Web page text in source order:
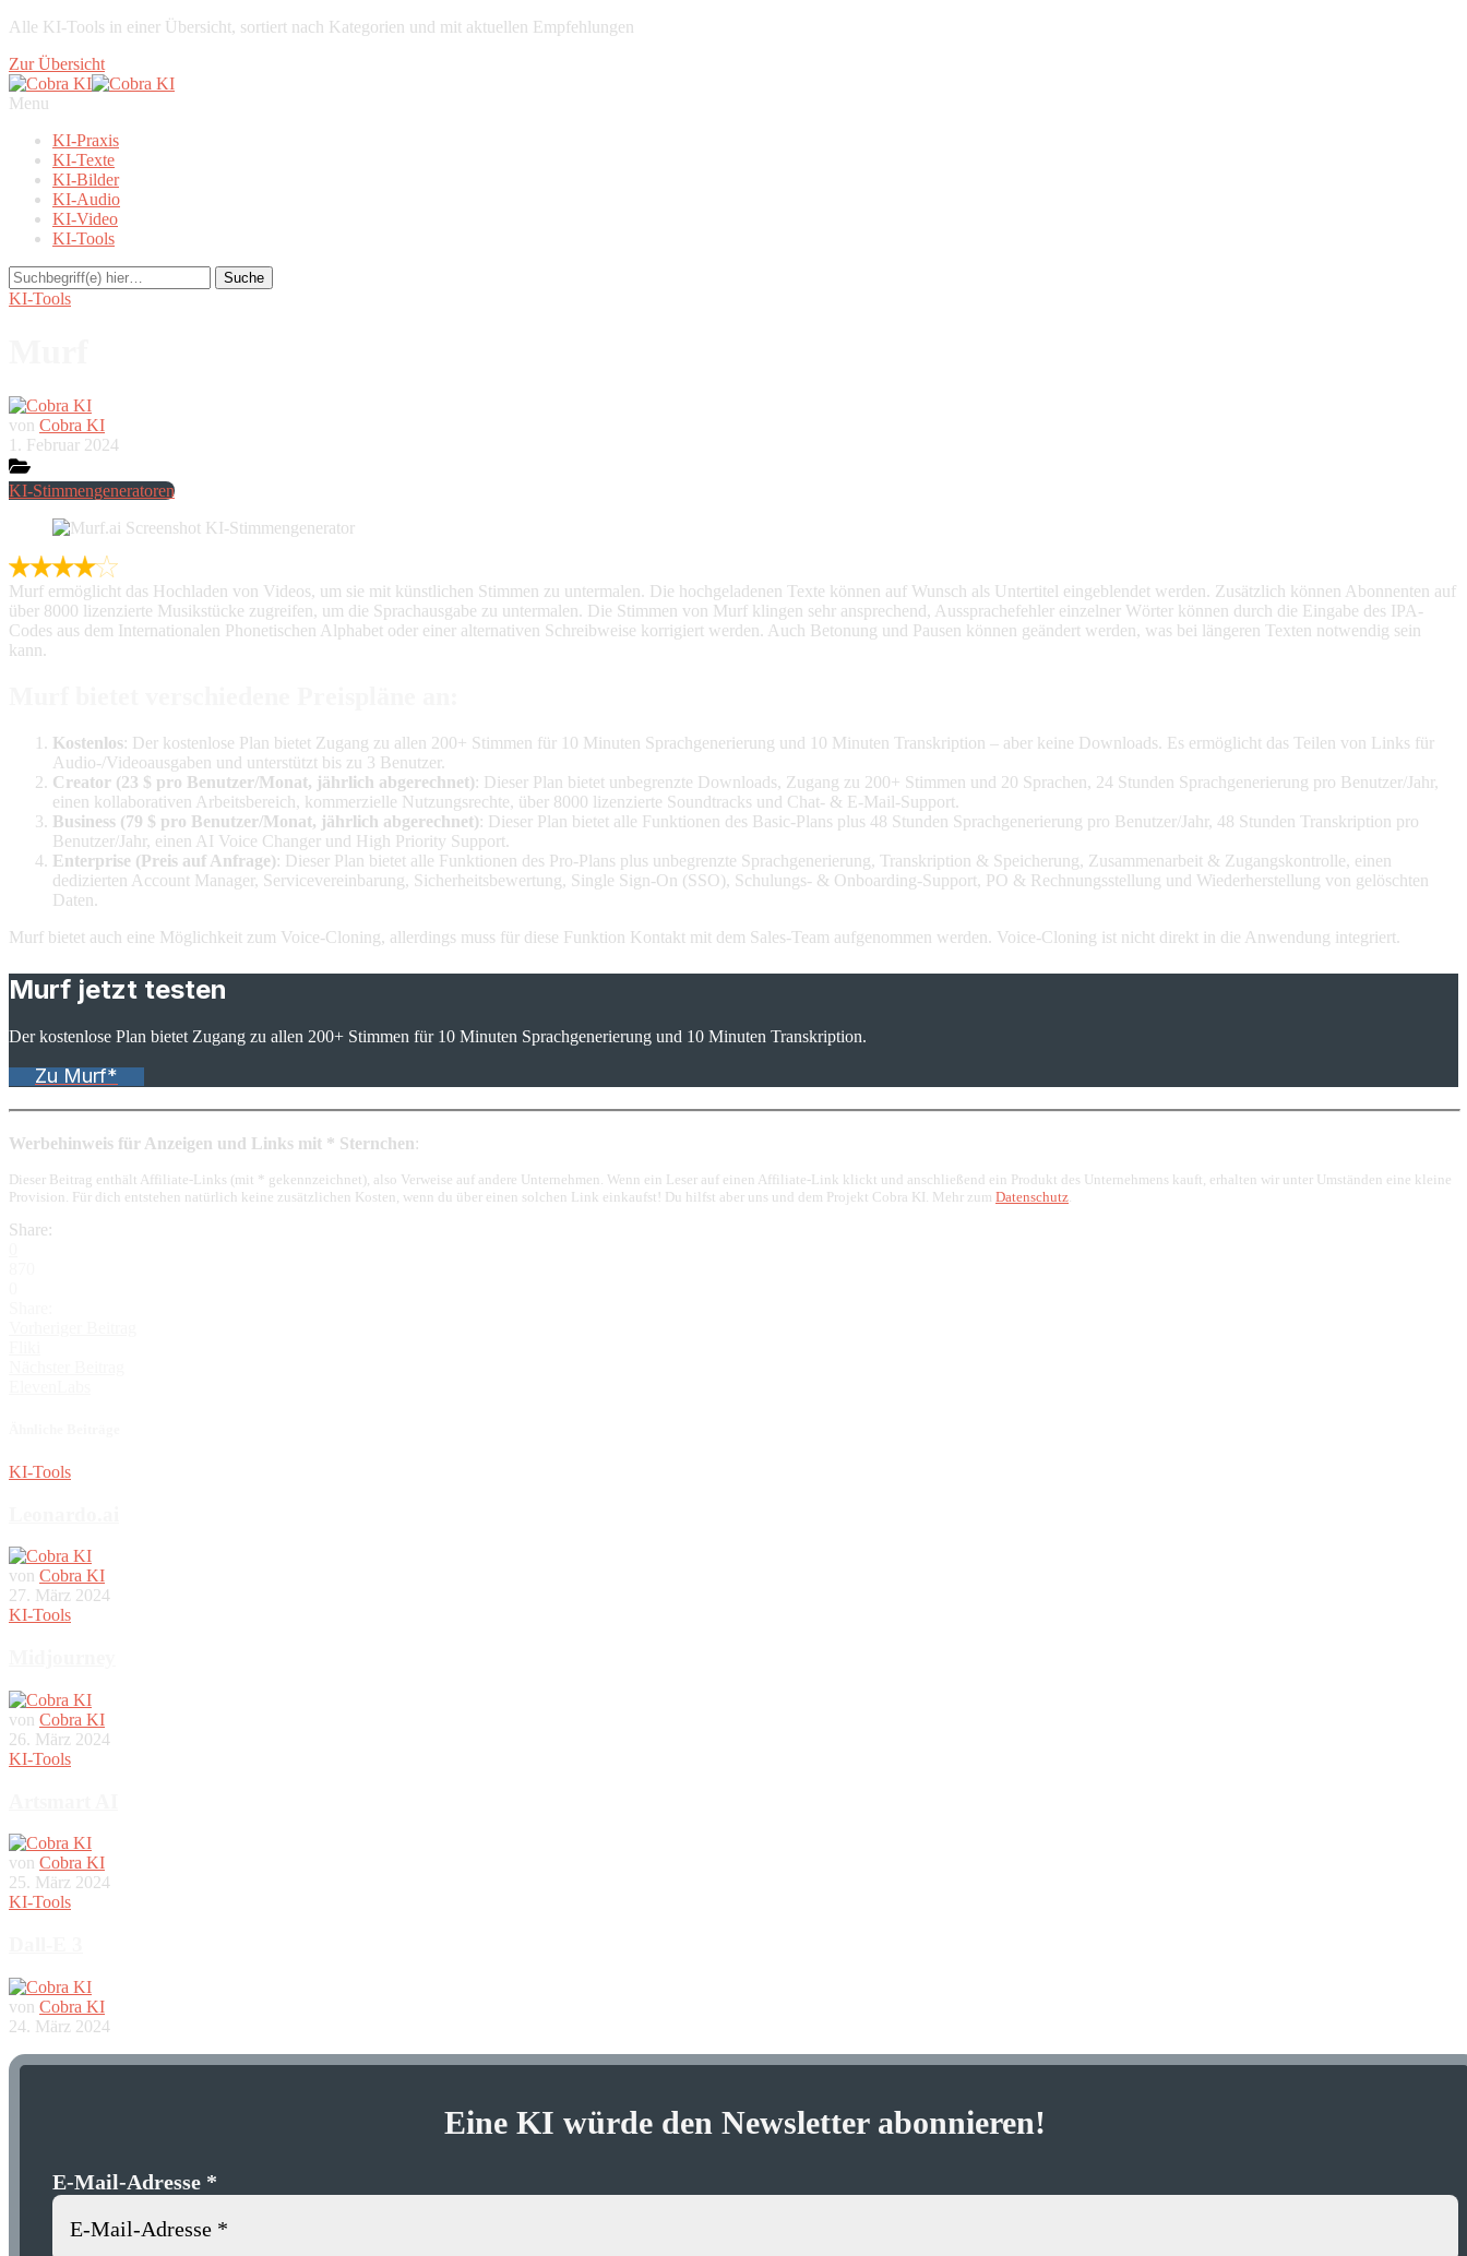
Alle KI-Tools in einer Übersicht, sortiert nach Kategorien und mit aktuellen Empfehlungen
Zur Übersicht
Menu
KI-Praxis
KI-Texte
KI-Bilder
KI-Audio
KI-Video
KI-Tools
KI-Tools
von Cobra KI
1. Februar 2024
KI-Stimmengeneratoren
Murf ermöglicht das Hochladen von Videos, um sie mit künstlichen Stimmen zu untermalen. Die hochgeladenen Texte können auf Wunsch als Untertitel eingeblendet werden. Zusätzlich können Abonnenten auf
über 8000 lizenzierte Musikstücke zugreifen, um die Sprachausgabe zu untermalen. Die Stimmen von Murf klingen sehr ansprechend, Aussprachefehler einzelner Wörter können durch die Eingabe des IPA-
Codes aus dem Internationalen Phonetischen Alphabet oder einer alternativen Schreibweise korrigiert werden. Auch Betonung und Pausen können geändert werden, was bei längeren Texten notwendig sein
kann.
Kostenlos: Der kostenlose Plan bietet Zugang zu allen 200+ Stimmen für 10 Minuten Sprachgenerierung und 10 Minuten Transkription – aber keine Downloads. Es ermöglicht das Teilen von Links für
Audio-/Videoausgaben und unterstützt bis zu 3 Benutzer.
Creator (23 $ pro Benutzer/Monat, jährlich abgerechnet): Dieser Plan bietet unbegrenzte Downloads, Zugang zu 200+ Stimmen und 20 Sprachen, 24 Stunden Sprachgenerierung pro Benutzer/Jahr,
einen kollaborativen Arbeitsbereich, kommerzielle Nutzungsrechte, über 8000 lizenzierte Soundtracks und Chat- & E-Mail-Support.
Business (79 $ pro Benutzer/Monat, jährlich abgerechnet): Dieser Plan bietet alle Funktionen des Basic-Plans plus 48 Stunden Sprachgenerierung pro Benutzer/Jahr, 48 Stunden Transkription pro
Benutzer/Jahr, einen AI Voice Changer und High Priority Support.
Enterprise (Preis auf Anfrage): Dieser Plan bietet alle Funktionen des Pro-Plans plus unbegrenzte Sprachgenerierung, Transkription & Speicherung, Zusammenarbeit & Zugangskontrolle, einen
dedizierten Account Manager, Servicevereinbarung, Sicherheitsbewertung, Single Sign-On (SSO), Schulungs- & Onboarding-Support, PO & Rechnungsstellung und Wiederherstellung von gelöschten
Daten.
Murf bietet auch eine Möglichkeit zum Voice-Cloning, allerdings muss für diese Funktion Kontakt mit dem Sales-Team aufgenommen werden. Voice-Cloning ist nicht direkt in die Anwendung integriert.
Murf jetzt testen
Der kostenlose Plan bietet Zugang zu allen 200+ Stimmen für 10 Minuten Sprachgenerierung und 10 Minuten Transkription.
Zu Murf*
Werbehinweis für Anzeigen und Links mit * Sternchen:
Dieser Beitrag enthält Affiliate-Links (mit * gekennzeichnet), also Verweise auf andere Unternehmen. Wenn ein Leser auf einen Affiliate-Link klickt und anschließend ein Produkt des Unternehmens kauft, erhalten wir unter Umständen eine kleine
Provision. Für dich entstehen natürlich keine zusätzlichen Kosten, wenn du über einen solchen Link einkaufst! Du hilfst aber uns und dem Projekt Cobra KI. Mehr zum Datenschutz
Share:
KI-Tools
von Cobra KI
27. März 2024
KI-Tools
von Cobra KI
26. März 2024
KI-Tools
von Cobra KI
25. März 2024
KI-Tools
von Cobra KI
24. März 2024
Eine KI würde den Newsletter abonnieren!
E-Mail-Adresse *